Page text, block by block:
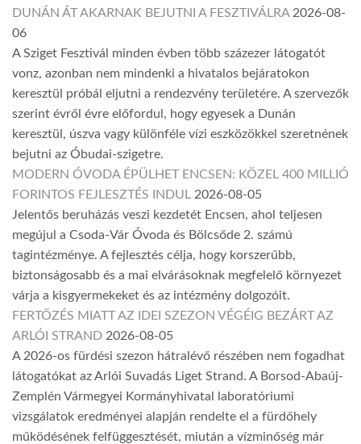
DUNÁN ÁT AKARNAK BEJUTNI A FESZTIVÁLRA 2026-08-
06
A Sziget Fesztivál minden évben több százezer látogatót
vonz, azonban nem mindenki a hivatalos bejáratokon
keresztül próbál eljutni a rendezvény területére. A szervezők
szerint évről évre előfordul, hogy egyesek a Dunán
keresztül, úszva vagy különféle vízi eszközökkel szeretnének
bejutni az Óbudai-szigetre.
MODERN ÓVODA ÉPÜLHET ENCSEN: KÖZEL 400 MILLIÓ
FORINTOS FEJLESZTÉS INDUL 2026-08-05
Jelentős beruházás veszi kezdetét Encsen, ahol teljesen
megújul a Csoda-Vár Óvoda és Bölcsőde 2. számú
tagintézménye. A fejlesztés célja, hogy korszerűbb,
biztonságosabb és a mai elvárásoknak megfelelő környezet
várja a kisgyermekeket és az intézmény dolgozóit.
FERTŐZÉS MIATT AZ IDEI SZEZON VÉGÉIG BEZÁRT AZ
ARLÓI STRAND 2026-08-05
A 2026-os fürdési szezon hátralévő részében nem fogadhat
látogatókat az Arlói Suvadás Liget Strand. A Borsod-Abaúj-
Zemplén Vármegyei Kormányhivatal laboratóriumi
vizsgálatok eredményei alapján rendelte el a fürdőhely
működésének felfüggesztését, miután a vízminőség már